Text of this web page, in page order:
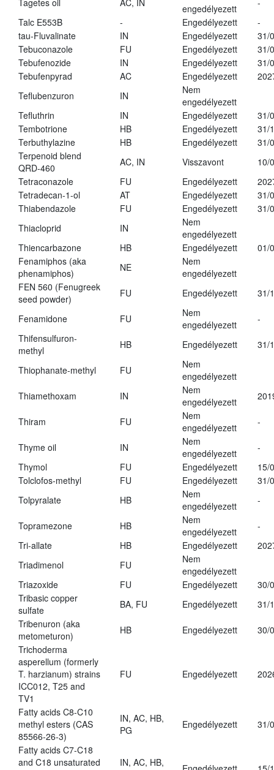
Tagetes oil AC, IN
engedélyezett
-
Talc E553B
- Engedélyezett
-
tau-Fluvalinate
IN Engedélyezett
31/
Tebuconazole
FU Engedélyezett
31/
Tebufenozide
IN Engedélyezett
31/
Tebufenpyrad
AC Engedélyezett
Teflubenzuron
IN
Nem
engedélyezett
Tefluthrin
IN Engedélyezett
31/
Tembotrione
HB Engedélyezett
31/
Terbuthylazine
HB Engedélyezett
31/
Terpenoid blend
QRD-460
AC, IN Visszavont
10/
Tetraconazole
FU Engedélyezett
Tetradecan-1-ol
AT Engedélyezett
31/
Thiabendazole
FU Engedélyezett
31/
Thiacloprid
IN
Nem
engedélyezett
Thiencarbazone
HB Engedélyezett
01/
Fenamiphos (aka
phenamiphos)
NE
Nem
engedélyezett
FEN 560 (Fenugreek
seed powder)
FU Engedélyezett 31/
Fenamidone FU
Nem
engedélyezett
-
Thifensulfuron-
methyl
HB Engedélyezett 31/
Thiophanate-methyl FU
Nem
engedélyezett
Thiamethoxam
IN
Nem
engedélyezett
Thiram FU
Nem
engedélyezett
-
Thyme oil IN
Nem
engedélyezett
-
Thymol
FU Engedélyezett
15/
Tolclofos-methyl
FU Engedélyezett
31/
Tolpyralate
HB
Nem
engedélyezett
-
Topramezone HB
Nem
engedélyezett
-
Tri-allate
HB Engedélyezett
Triadimenol
FU
Nem
engedélyezett
Triazoxide
FU Engedélyezett
30/
Tribasic copper
sulfate
BA, FU Engedélyezett
31/
Tribenuron (aka
metometuron)
HB Engedélyezett
30/
Trichoderma
asperellum (formerly
T. harzianum) strains
ICC012, T25 and
TV1
FU Engedélyezett
Fatty acids C8-C10
methyl esters (CAS
85566-26-3)
IN, AC, HB,
PG
Engedélyezett 31/
Fatty acids C7-C18
and C18 unsaturated
IN, AC, HB,